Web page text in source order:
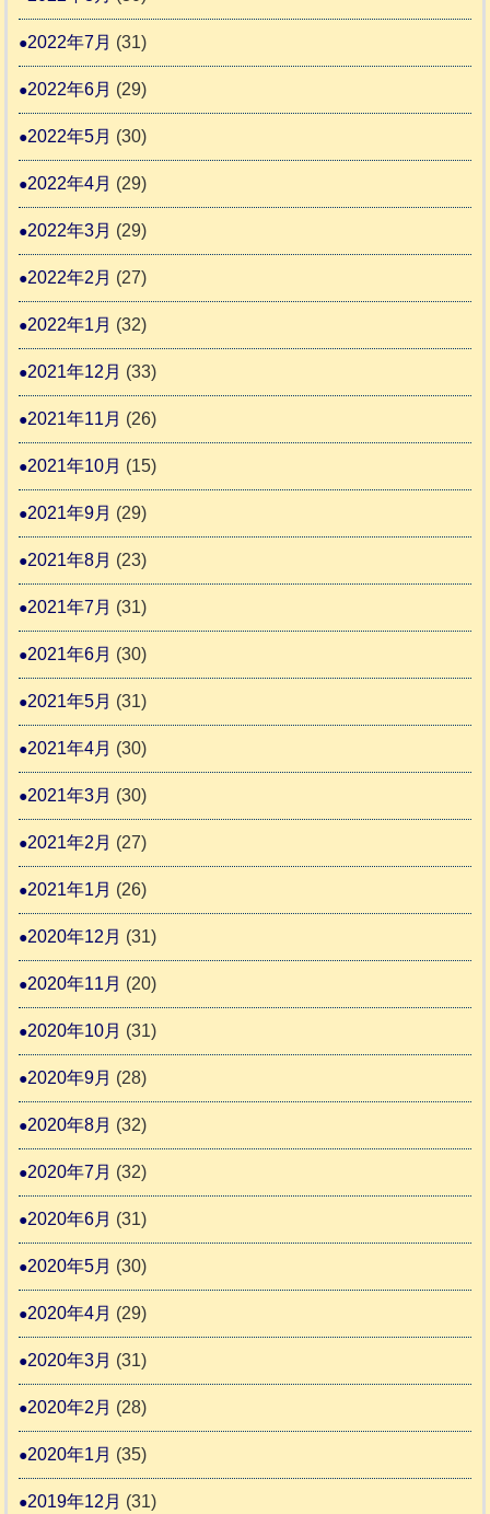
2022年7月 (31)
2022年6月 (29)
2022年5月 (30)
2022年4月 (29)
2022年3月 (29)
2022年2月 (27)
2022年1月 (32)
2021年12月 (33)
2021年11月 (26)
2021年10月 (15)
2021年9月 (29)
2021年8月 (23)
2021年7月 (31)
2021年6月 (30)
2021年5月 (31)
2021年4月 (30)
2021年3月 (30)
2021年2月 (27)
2021年1月 (26)
2020年12月 (31)
2020年11月 (20)
2020年10月 (31)
2020年9月 (28)
2020年8月 (32)
2020年7月 (32)
2020年6月 (31)
2020年5月 (30)
2020年4月 (29)
2020年3月 (31)
2020年2月 (28)
2020年1月 (35)
2019年12月 (31)